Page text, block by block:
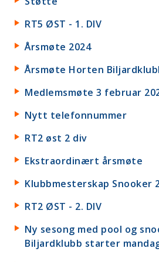
RT5 ØST - 1. DIV
Årsmøte 2024
Årsmøte Horten
Medlemsmøte 3 februar
Nytt telefonnummer
RT2 øst 2 div
Ekstraordinært årsmøte
Klubbmesterskap Snooker
RT2 ØST - 2. DIV
Ny sesong med pool og
Biljardklubb starter